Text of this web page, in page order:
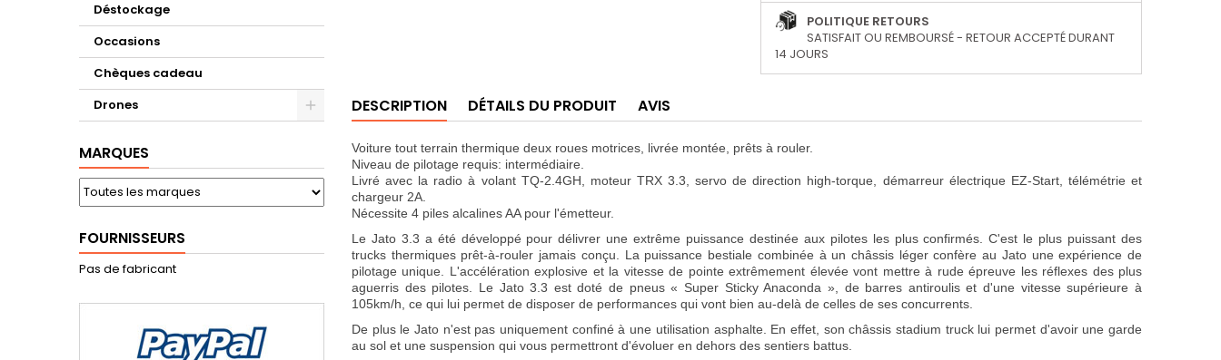
Déstockage
Occasions
Chèques cadeau
Drones
MARQUES
FOURNISSEURS
Pas de fabricant
POLITIQUE RETOURS
SATISFAIT OU REMBOURSÉ - RETOUR ACCEPTÉ DURANT
14 JOURS
DESCRIPTION DÉTAILS DU PRODUIT AVIS
Voiture tout terrain thermique deux roues motrices, livrée montée, prêts à rouler.
Niveau de pilotage requis: intermédiaire.
Livré avec la radio à volant TQ-2.4GH, moteur TRX 3.3, servo de direction high-torque, démarreur électrique EZ-Start, télémétrie et
chargeur 2A.
Nécessite 4 piles alcalines AA pour l'émetteur.
Le Jato 3.3 a été développé pour délivrer une extrême puissance destinée aux pilotes les plus confirmés. C'est le plus puissant des
trucks thermiques prêt-à-rouler jamais conçu. La puissance bestiale combinée à un châssis léger confère au Jato une expérience de
pilotage unique. L'accélération explosive et la vitesse de pointe extrêmement élevée vont mettre à rude épreuve les réflexes des plus
aguerris des pilotes. Le Jato 3.3 est doté de pneus « Super Sticky Anaconda », de barres antiroulis et d'une vitesse supérieure à
105km/h, ce qui lui permet de disposer de performances qui vont bien au-delà de celles de ses concurrents.
De plus le Jato n'est pas uniquement confiné à une utilisation asphalte. En effet, son châssis stadium truck lui permet d'avoir une garde
au sol et une suspension qui vous permettront d'évoluer en dehors des sentiers battus.